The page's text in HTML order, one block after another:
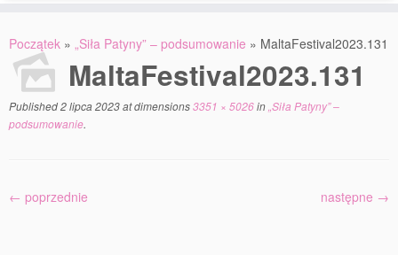
Początek » „Siła Patyny” – podsumowanie » MaltaFestival2023.131
MaltaFestival2023.131
Published2 lipca 2023at dimensions3351 × 5026in „Siła Patyny” –
podsumowanie.
← poprzednie następne →